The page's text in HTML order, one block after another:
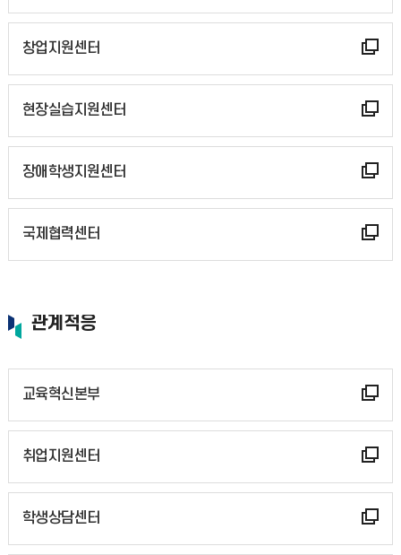
창업지원센터
현장실습지원센터
장애학생지원센터
국제협력센터
관계적응
교육혁신본부
취업지원센터
학생상담센터